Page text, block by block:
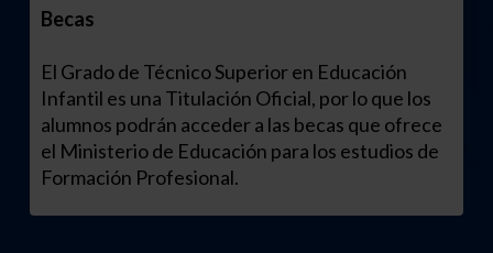
Becas
El Grado de Técnico Superior en Educación
Infantil es una Titulación Oficial, por lo que los
alumnos podrán acceder a las becas que ofrece
el Ministerio de Educación para los estudios de
Formación Profesional.